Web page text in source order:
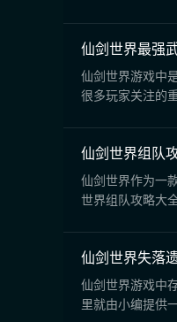
仙剑世界最强
仙剑世界游戏中
很多玩家关注的
仙剑世界组队
仙剑世界作为一
世界组队攻略大
仙剑世界失落
仙剑世界游戏中
里就由小编提供